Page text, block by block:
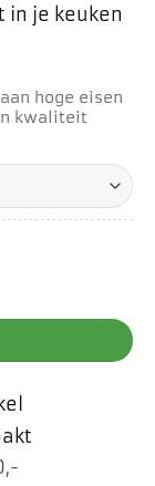
in je keuken
hoge eisen
kwaliteit